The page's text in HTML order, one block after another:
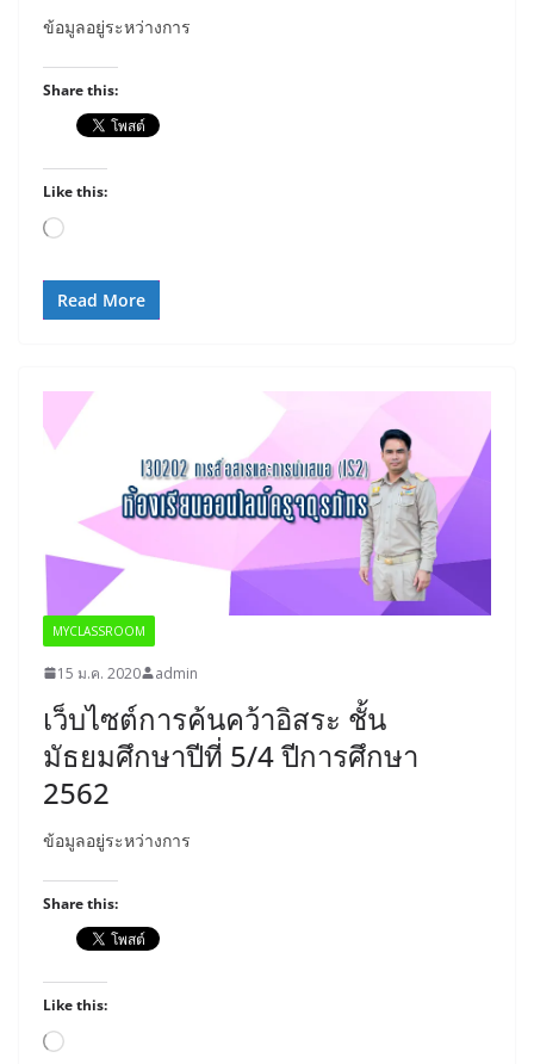
ข้อมูลอยู่ระหว่างการ
Share this:
Like this:
Loading…
Read More
MYCLASSROOM
15 ม.ค. 2020 admin
เว็บไซต์การค้นคว้าอิสระ ชั้น
มัธยมศึกษาปีที่ 5/4 ปีการศึกษา
2562
ข้อมูลอยู่ระหว่างการ
Share this:
Like this:
Loading…